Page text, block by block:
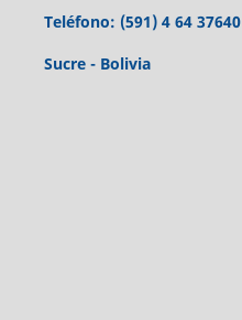
Teléfono: (591) 4 64 37640
Sucre - Bolivia